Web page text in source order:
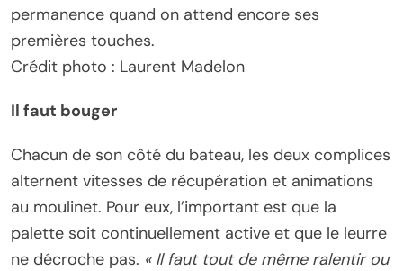
permanence quand on attend encore ses
premières touches.
Crédit photo : Laurent Madelon
Il faut bouger
Chacun de son côté du bateau, les deux complices
alternent vitesses de récupération et animations
au moulinet. Pour eux, l’important est que la
palette soit continuellement active et que le leurre
ne décroche pas. « Il faut tout de même ralentir ou